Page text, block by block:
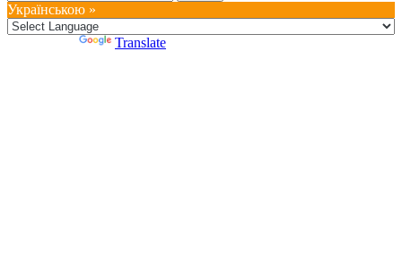
Українською »
Translate